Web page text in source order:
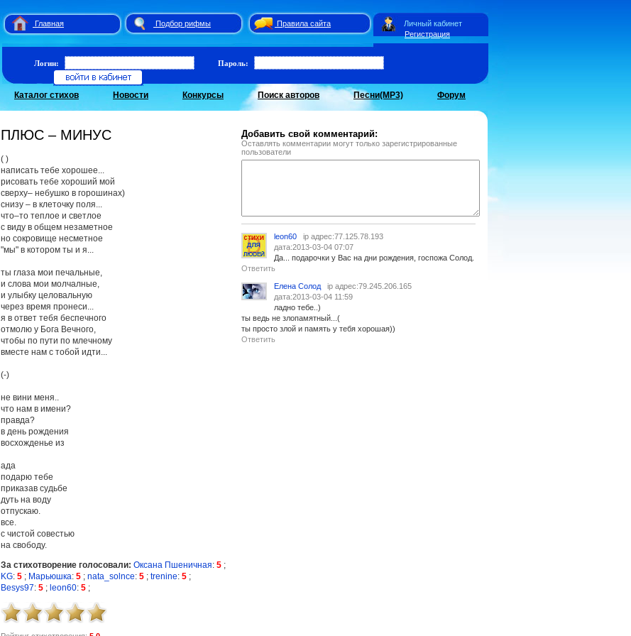
Главная Подбор рифмы
Правила сайта
Регистрация
Личный кабинет
Логин: Пароль:
Каталог стихов Новости Конкурсы Поиск авторов Песни(MP3) Форум
ПЛЮС – МИНУС
( )
написать тебе хорошее...
рисовать тебе хороший мой
сверху– небушко в горошинах)
снизу – в клеточку поля...
что–то теплое и светлое
с виду в общем незаметное
но сокровище несметное
"мы" в котором ты и я...
ты глаза мои печальные,
и слова мои молчалные,
и улыбку целовальную
через время пронеси...
я в ответ тебя беспечного
отмолю у Бога Вечного,
чтобы по пути по млечному
вместе нам с тобой идти...
(-)
не вини меня..
что нам в имени?
правда?
в день рождения
восхожденье из
ада
подарю тебе
приказав судьбе
дуть на воду
отпускаю.
все.
с чистой совестью
на свободу.
За стихотворение голосовали: Оксана Пшеничная: 5 ;
KG: 5 ; Марьюшка: 5 ; nata_solnce: 5 ; trenine: 5 ;
Besys97: 5 ; leon60: 5 ;
Добавить свой комментарий:
Оставлять комментарии могут только зарегистрированные
пользователи
leon60
ip адрес:77.125.78.193
дата:2013-03-04 07:07
Да... подарочки у Вас на дни рождения, госпожа Солод.
Ответить
Елена Солод
ip адрес:79.245.206.165
дата:2013-03-04 11:59
ладно тебе..)
ты ведь не злопамятный...(
ты просто злой и память у тебя хорошая))
Ответить